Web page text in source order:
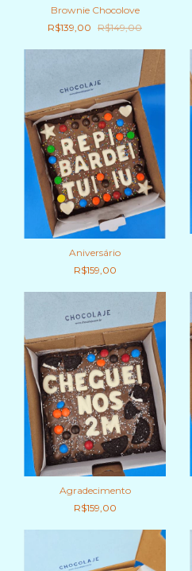
Brownie Chocolove
R$139,00 R$149,00
Aniversário
R$159,00
Agradecimento
R$159,00